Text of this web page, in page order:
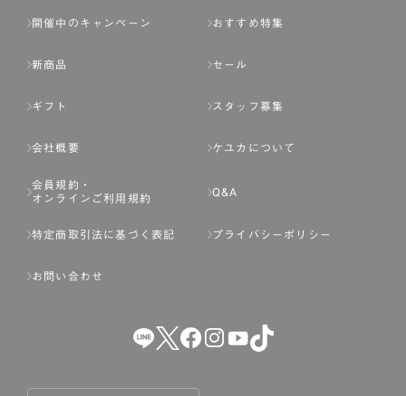
開催中のキャンペーン おすすめ特集
新商品 セール
ギフト スタッフ募集
会社概要 ケユカについて
会員規約・
オンラインご利用規約
Q&A
特定商取引法に基づく表記 プライバシーポリシー
お問い合わせ